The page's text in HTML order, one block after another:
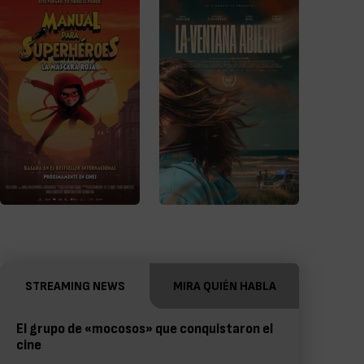
STREAMING NEWS MIRA QUIÉN HABLA
El grupo de «mocosos» que conquistaron el
cine